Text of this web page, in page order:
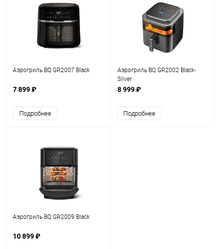
Аэрогриль BQ GR2007 Black
7 899 ₽
Подробнее
Аэрогриль BQ GR2002 Black-
Silver
8 999 ₽
Подробнее
Аэрогриль BQ GR2009 Black
10 899 ₽